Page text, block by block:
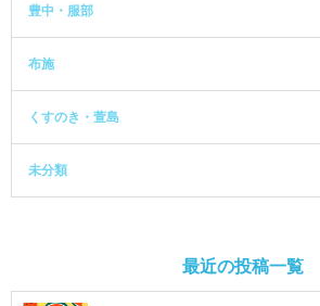
豊中・服部
布施
くすのき・萱島
未分類
最近の投稿一覧